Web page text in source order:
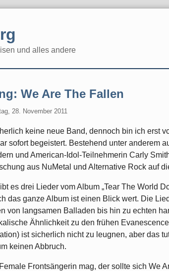
und alles andere
We Are The Fallen
28. November 2011
keine neue Band, dennoch bin ich erst
sofort begeistert. Bestehend unter anderem
und American-Idol-Teilnehmerin Carly
aus NuMetal und Alternative Rock auf
es drei Lieder vom Album „Tear The World
das ganze Album ist einen Blick wert. Die
von langsamen Balladen bis hin zu echten
Ähnlichkeit zu den frühen
ist sicherlich nicht zu leugnen, aber das
keinen Abbruch.
Frontsängerin mag, der sollte sich We